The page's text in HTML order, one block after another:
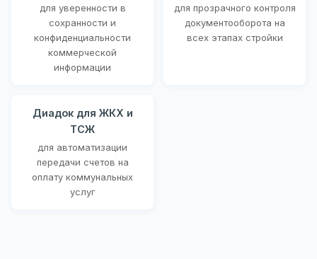
для уверенности в
сохранности и
конфиденциальности
коммерческой
информации
для прозрачного контроля
документооборота на
всех этапах стройки
Диадок для ЖКХ и
ТСЖ
для автоматизации
передачи счетов на
оплату коммунальных
услуг